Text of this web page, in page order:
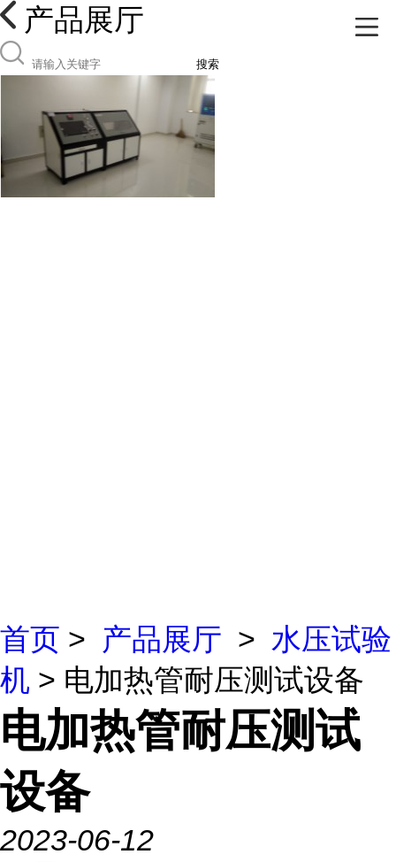
产品展厅
搜索
首页 > 产品展厅 > 水压试验
机 > 电加热管耐压测试设备
电加热管耐压测试
设备
2023-06-12